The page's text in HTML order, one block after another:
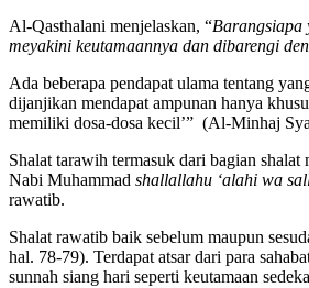
Al-Qasthalani menjelaskan, “Barangsiapa
meyakini keutamaannya dan dibarengi
Ada beberapa pendapat ulama tentang
dijanjikan mendapat ampunan hanya
memiliki dosa-dosa kecil’” (Al-Minhaj
Shalat tarawih termasuk dari bagian
Nabi Muhammad shallallahu ‘alahi wa
rawatib.
Shalat rawatib baik sebelum maupun
hal. 78-79). Terdapat atsar dari para
sunnah siang hari seperti keutamaan